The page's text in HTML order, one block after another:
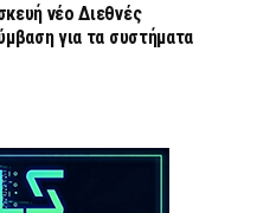
νέο Διεθνές
για τα συστήματα